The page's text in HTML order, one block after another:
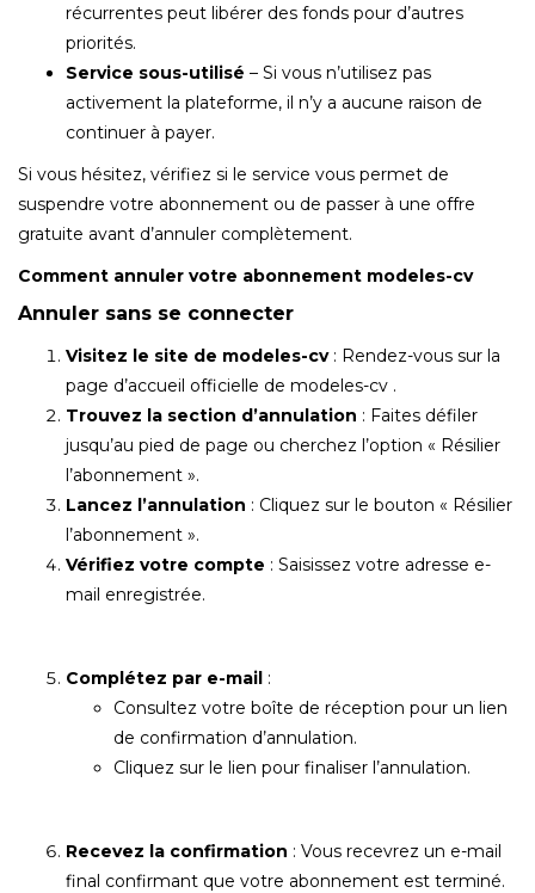
récurrentes peut libérer des fonds pour d’autres
priorités.
Service sous-utilisé – Si vous n’utilisez pas
activement la plateforme, il n’y a aucune raison de
continuer à payer.
Si vous hésitez, vérifiez si le service vous permet de
suspendre votre abonnement ou de passer à une offre
gratuite avant d’annuler complètement.
Comment annuler votre abonnement modeles-cv
Annuler sans se connecter
Visitez le site de modeles-cv : Rendez-vous sur la
page d’accueil officielle de modeles-cv .
Trouvez la section d’annulation : Faites défiler
jusqu’au pied de page ou cherchez l’option « Résilier
l’abonnement ».
Lancez l’annulation : Cliquez sur le bouton « Résilier
l’abonnement ».
Vérifiez votre compte : Saisissez votre adresse e-
mail enregistrée.
Complétez par e-mail :
Consultez votre boîte de réception pour un lien
de confirmation d’annulation.
Cliquez sur le lien pour finaliser l’annulation.
Recevez la confirmation : Vous recevrez un e-mail
final confirmant que votre abonnement est terminé.